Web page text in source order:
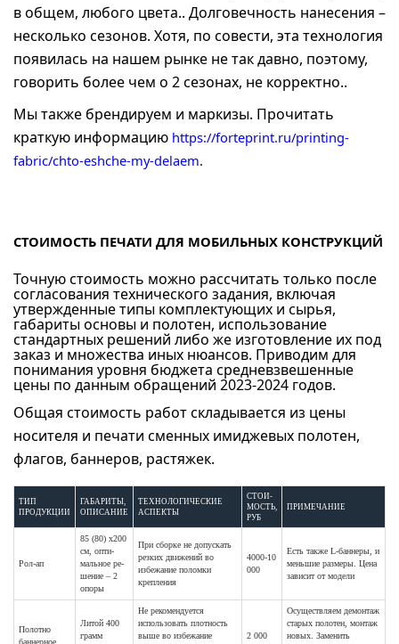
в общем, любого цвета.. Долговечность нанесения –
несколько сезонов. Хотя, по совести, эта технология
появилась на нашем рынке не так давно, поэтому,
говорить более чем о 2 сезонах, не корректно..
Мы также брендируем и маркизы. Прочитать
краткую информацию https://forteprint.ru/printing-
fabric/chto-eshche-my-delaem.
СТОИМОСТЬ ПЕЧАТИ ДЛЯ МОБИЛЬНЫХ КОНСТРУКЦИЙ
Точную стоимость можно рассчитать только после
согласования технического задания, включая
утвержденные типы комплектующих и сырья,
габариты основы и полотен, использование
стандартных решений либо же изготовление их под
заказ и множества иных нюансов. Приводим для
понимания уровня бюджета средневзвешенные
цены по данным обращений 2023-2024 годов.
Общая стоимость работ складывается из цены
носителя и печати сменных имиджевых полотен,
флагов, баннеров, растяжек.
ТИП
ПРОДУКЦИИ
ГАБАРИТЫ,
ОПИСАНИЕ
ТЕХНОЛОГИЧЕСКИЕ
АСПЕКТЫ
СТОИ-
МОСТЬ,
РУБ
ПРИМЕЧАНИЕ
Рол-ап
85 (80) х200
см, опти-
мальное ре-
шение – 2
опоры
При сборке не допускать
резких движений во
избежание поломки
крепления
4000-10
000
Есть также L-баннеры, и
меньшие размеры. Цена
зависит от модели
Полотно
баннерное
Литой 400
грамм
Не рекомендуется
использовать плотность
выше во избежание
2 000
Осуществляем демонтаж
старых полотен, монтаж
новых. Заменить